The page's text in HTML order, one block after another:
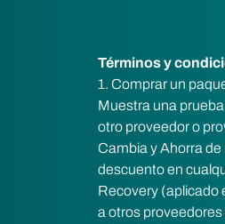
Términos y
1. Comprar un
Muestra una
otro proveedor o
Cambia y Ahorra
descuento en
Recovery (aplicado
a otros